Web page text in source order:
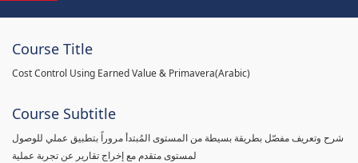
Course Title
Cost Control Using Earned Value & Primavera(Arabic)
Course Subtitle
شرح وتعريف مفصّل بطريقة بسيطة من المستوى المُبتدأ مروراً بتطبيق عملي للوصول
لمستوى متقدم مع إخراج تقارير عن تجربة عملية